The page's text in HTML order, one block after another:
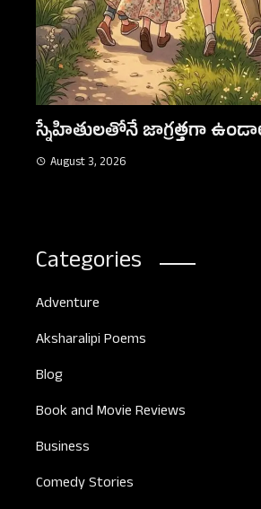
నిజమైన స్నేహం
August 3, 2026
Categories
Adventure
Aksharalipi Poems
Blog
Book and Movie Reviews
Business
Comedy Stories